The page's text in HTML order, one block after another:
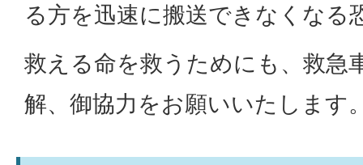
る方を迅速に搬送できなくなる
救える命を救うためにも、救急
解、御協力をお願いいたします